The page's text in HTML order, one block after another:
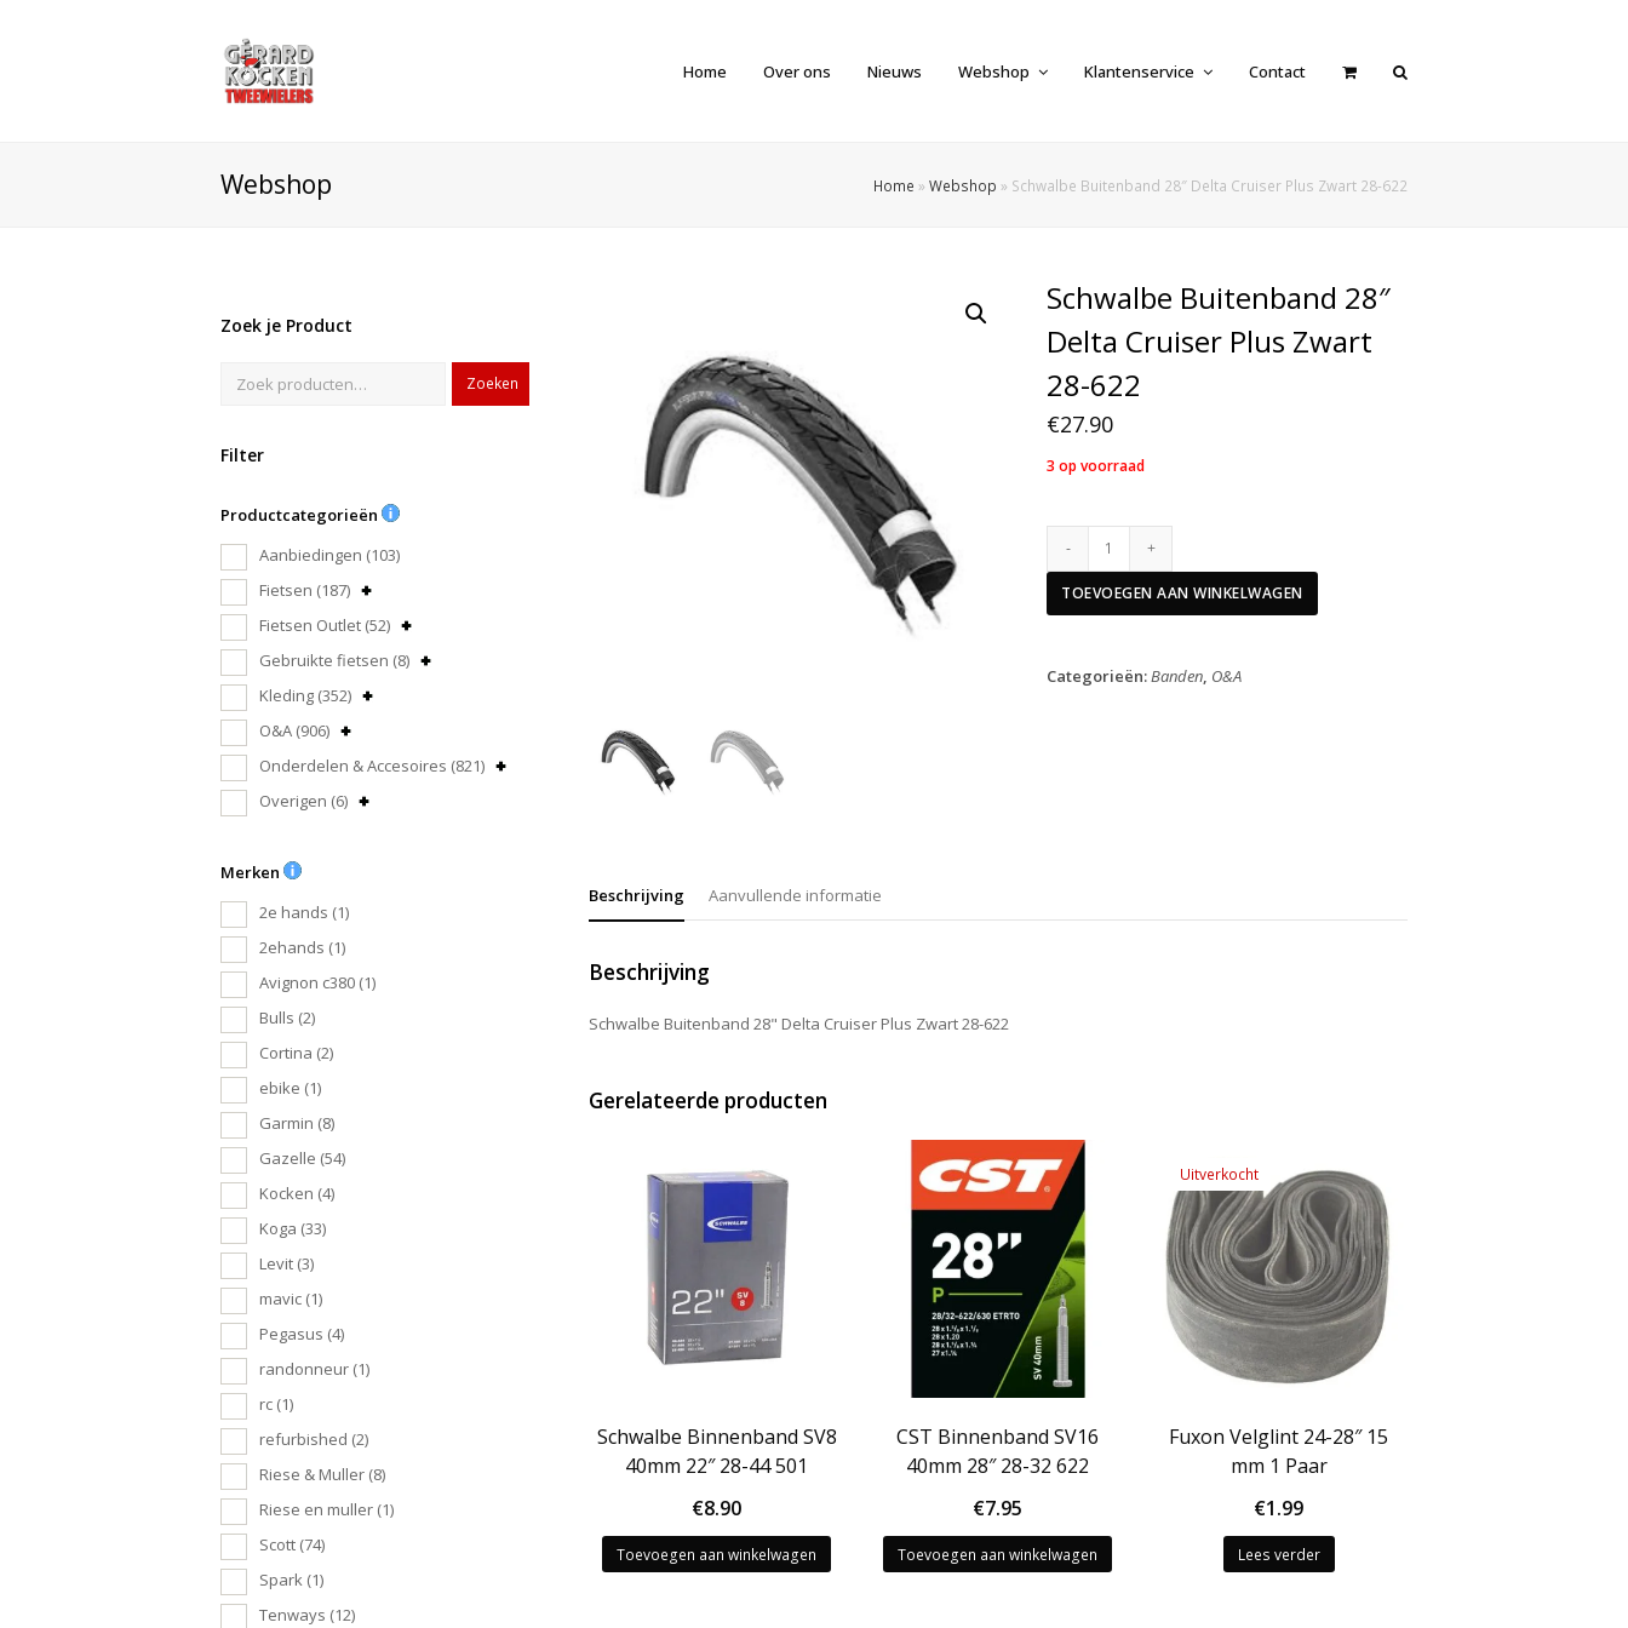
Home Over ons Nieuws Webshop Klantenservice Contact
Webshop Home » Webshop » Schwalbe Buitenband 28″ Delta Cruiser Plus Zwart 28-622
Zoek je Product
Zoeken
Filter
Productcategorieën
Aanbiedingen (103)
Fietsen (187)
Fietsen Outlet (52)
Gebruikte fietsen (8)
Kleding (352)
O&A (906)
Onderdelen & Accesoires (821)
Overigen (6)
Merken
2e hands (1)
2ehands (1)
Avignon c380 (1)
Bulls (2)
Cortina (2)
ebike (1)
Garmin (8)
Gazelle (54)
Kocken (4)
Koga (33)
Levit (3)
mavic (1)
Pegasus (4)
randonneur (1)
rc (1)
refurbished (2)
Riese & Muller (8)
Riese en muller (1)
Scott (74)
Spark (1)
Tenways (12)
Schwalbe Buitenband 28″
Delta Cruiser Plus Zwart
28-622
€27.90
3 op voorraad
Schwalbe
28"
Delta
Plus
Zwart
TOEVOEGEN AAN WINKELWAGEN
Categorieën:Banden, O&A
Beschrijving Aanvullende informatie
Beschrijving
Schwalbe Buitenband 28" Delta Cruiser Plus Zwart 28-622
Gerelateerde producten
Schwalbe Binnenband SV8
40mm 22″ 28-44 501
€8.90
Toevoegen aan winkelwagen
CST Binnenband SV16
40mm 28″ 28-32 622
€7.95
Toevoegen aan winkelwagen
Uitverkocht
Fuxon Velglint 24-28″ 15
mm 1 Paar
€1.99
Lees verder